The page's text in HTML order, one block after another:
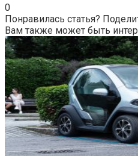
0
Понравилась статья?
Вам также может быть